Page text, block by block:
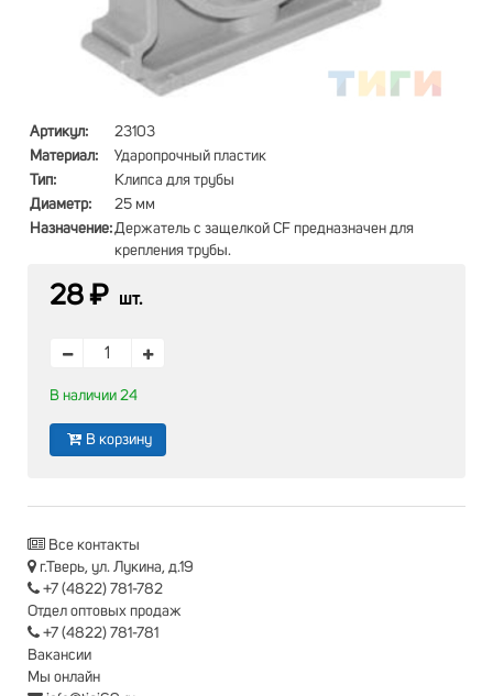
Артикул:
23103
Материал:
Ударопрочный пластик
Тип:
Клипса для трубы
Диаметр:
25 мм
Назначение:Держатель с защелкой CF предназначен для
крепления трубы.
28 ₽ шт.
В наличии 24
В корзину
Все контакты
г.Тверь, ул. Лукина, д.19
+7 (4822) 781-782
Отдел оптовых продаж
+7 (4822) 781-781
Вакансии
Мы онлайн